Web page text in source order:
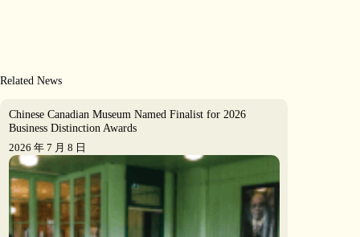
Related News
Chinese Canadian Museum Named Finalist for 2026
Business Distinction Awards
2026 年 7 月 8 日